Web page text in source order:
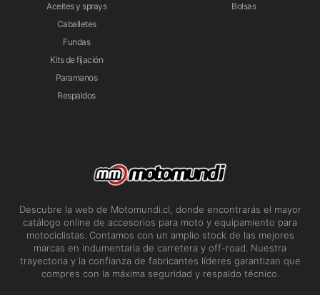
Aceites y sprays
Caballetes
Fundas
Kits de fijación
Paramanos
Respaldos
Bolsas
Descubre la web de Motomundi.cl, donde encontrarás el mayor
catálogo online de accesorios para moto y equipamiento para
motociclistas. Contamos con un amplio stock de las mejores
marcas en indumentaria de carretera y off-road. Nuestra
trayectoria y la confianza de fabricantes líderes garantizan que
compres con la máxima seguridad y respaldo técnico.